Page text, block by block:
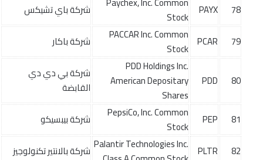
78
PAYX
Stock
شركة باي تشيكس
79
PCAR
PACCAR Inc. Common
Stock
شركة باكار
80
PDD
PDD Holdings Inc.
American Depositary
Shares
شركة بي دي دي
القابضة
81
PEP
PepsiCo, Inc. Common
Stock
شركة بيبسيكو
82
PLTR
Palantir Technologies Inc. شركة بالانتير تكنولوجيز